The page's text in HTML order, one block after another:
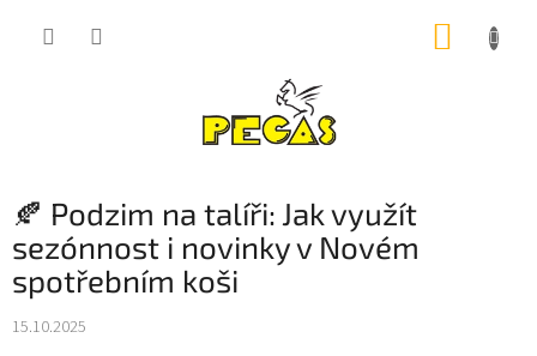
🍂 Podzim na talíři: Jak využít
sezónnost i novinky v Novém
spotřebním koši
15.10.2025